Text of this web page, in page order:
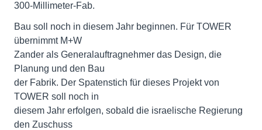
300-Millimeter-Fab.
Bau soll noch in diesem Jahr beginnen. Für TOWER
übernimmt M+W
Zander als Generalauftragnehmer das Design, die
Planung und den Bau
der Fabrik. Der Spatenstich für dieses Projekt von
TOWER soll noch in
diesem Jahr erfolgen, sobald die israelische Regierung
den Zuschuss